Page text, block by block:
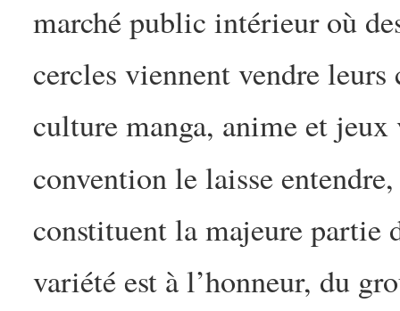
marché public intérieur où
cercles viennent vendre
culture manga, anime et
convention le laisse
constituent la majeure partie
variété est à l’honneur, du